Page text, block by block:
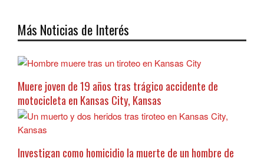
Más Noticias de Interés
Muere joven de 19 años tras trágico accidente de
motocicleta en Kansas City, Kansas
Investigan como homicidio la muerte de un hombre de